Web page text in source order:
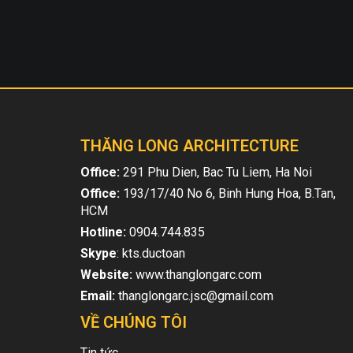
THĂNG LONG ARCHITECTURE
Office: 291 Phu Dien, Bac Tu Liem, Ha Noi
Office: 193/17/40 No 6, Binh Hung Hoa, B.Tan,
HCM
Hotline: 0904.744.835
Skype: kts.ductoan
Website: www.thanglongarc.com
Email: thanglongarc.jsc@gmail.com
VỀ CHÚNG TÔI